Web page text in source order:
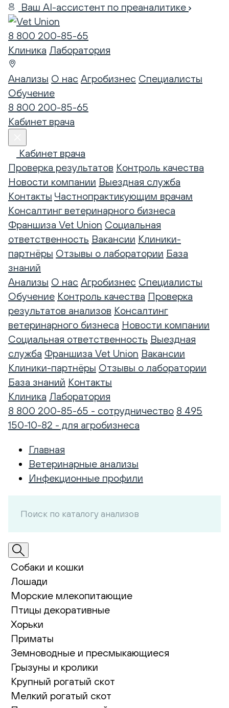
Ваш AI-ассистент по преаналитике
8 800 200-85-65
Клиника Лаборатория
Анализы О нас Агробизнес Специалисты
Обучение
8 800 200-85-65
Кабинет врача
Кабинет врача
Проверка результатов Контроль качества
Новости компании Выездная служба
Контакты Частнопрактикующим врачам
Консалтинг ветеринарного бизнеса
Франшиза Vet Union Социальная
ответственность Вакансии Клиники-
партнёры Отзывы о лаборатории База
знаний
Анализы О нас Агробизнес Специалисты
Обучение Контроль качества Проверка
результатов анализов Консалтинг
ветеринарного бизнеса Новости компании
Социальная ответственность Выездная
служба Франшиза Vet Union Вакансии
Клиники-партнёры Отзывы о лаборатории
База знаний Контакты
Клиника Лаборатория
8 800 200-85-65 - сотрудничество 8 495
150-10-82 - для агробизнеса
Главная
Ветеринарные анализы
Инфекционные профили
Собаки и кошки
Лошади
Морские млекопитающие
Птицы декоративные
Хорьки
Приматы
Земноводные и пресмыкающиеся
Грызуны и кролики
Крупный рогатый скот
Мелкий рогатый скот